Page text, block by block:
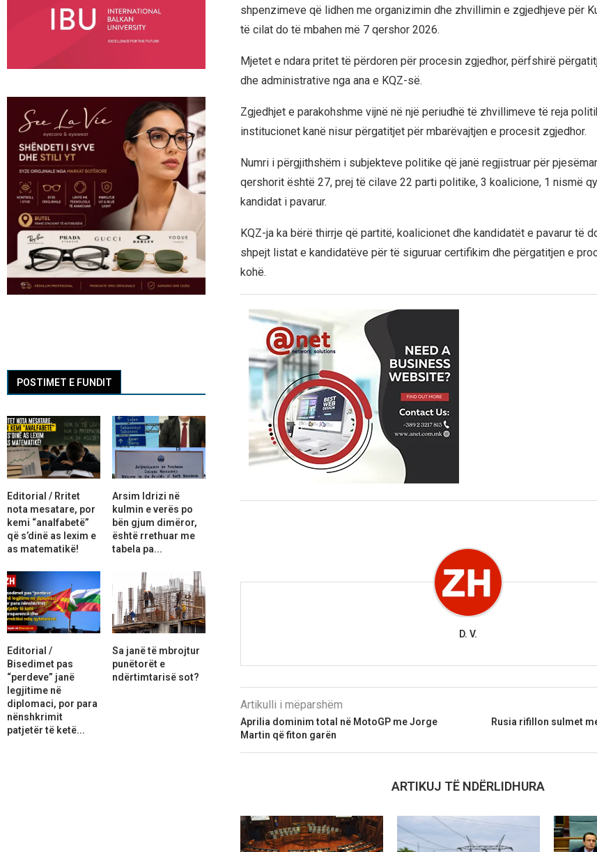
shpenzimeve që lidhen me organizimin dhe zhvillimin e zgjedhjeve për
të cilat do të mbahen më 7 qershor 2026.
Mjetet e ndara pritet të përdoren për procesin zgjedhor, përfshirë
dhe administrative nga ana e KQZ-së.
Zgjedhjet e parakohshme vijnë në një periudhë të zhvillimeve të reja
institucionet kanë nisur përgatitjet për mbarëvajtjen e procesit zgjedhor.
Numri i përgjithshëm i subjekteve politike që janë regjistruar për
qershorit është 27, prej të cilave 22 parti politike, 3 koalicione, 1 nismë
kandidat i pavarur.
KQZ-ja ka bërë thirrje që partitë, koalicionet dhe kandidatët e pavarur të
shpejt listat e kandidatëve për të siguruar certifikim dhe përgatitjen e
kohë.
D. V.
Artikulli i mëparshëm
Aprilia dominim total në MotoGP me Jorge
Martin që fiton garën
Rusia rifillon sulmet
ARTIKUJ TË NDËRLIDHURA
POSTIMET E FUNDIT
Editorial / Rritet
nota mesatare, por
kemi “analfabetë”
që s’dinë as lexim e
as matematikë!
Arsim Idrizi në
kulmin e verës po
bën gjum dimëror,
është rrethuar me
tabela pa...
Editorial /
Bisedimet pas
“perdeve” janë
legjitime në
diplomaci, por para
nënshkrimit
patjetër të ketë...
Sa janë të mbrojtur
punëtorët e
ndërtimtarisë sot?